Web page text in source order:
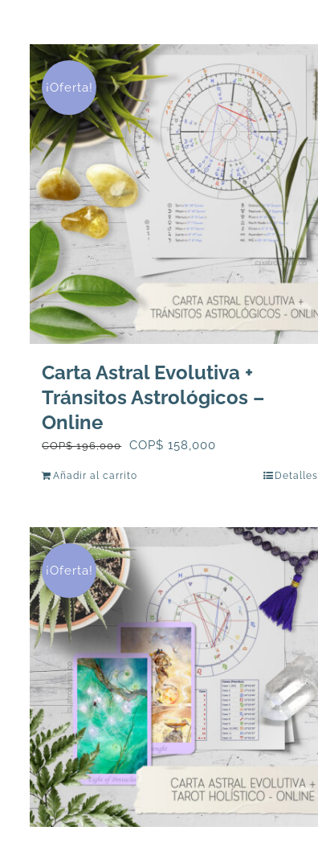
576,000.
384,000.
¡Oferta!
Carta Astral Evolutiva +
Tránsitos Astrológicos –
Online
COP$196,000
El
COP$
196,000.
COP$158,000
COP$
158,000.
Añadir al carrito Detalles
¡Oferta!